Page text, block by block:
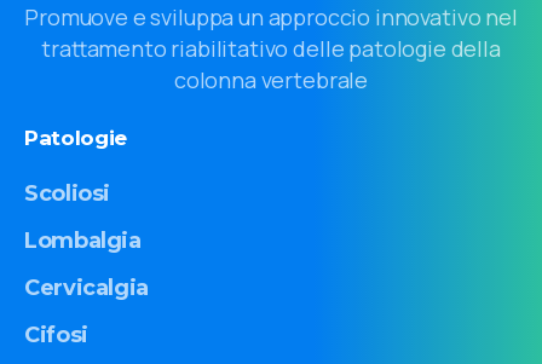
Promuove e sviluppa un approccio innovativo nel
trattamento riabilitativo delle patologie della
colonna vertebrale
Patologie
Scoliosi
Lombalgia
Cervicalgia
Cifosi